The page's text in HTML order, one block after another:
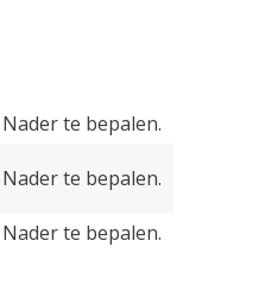
Nader te bepalen.
Nader te bepalen.
Nader te bepalen.